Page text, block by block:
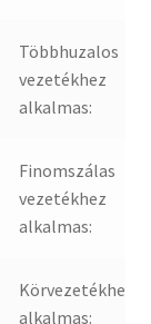
Többhuzalos
vezetékhez
alkalmas:
Finomszálas
vezetékhez
alkalmas:
Körvezetékhez
alkalmas: